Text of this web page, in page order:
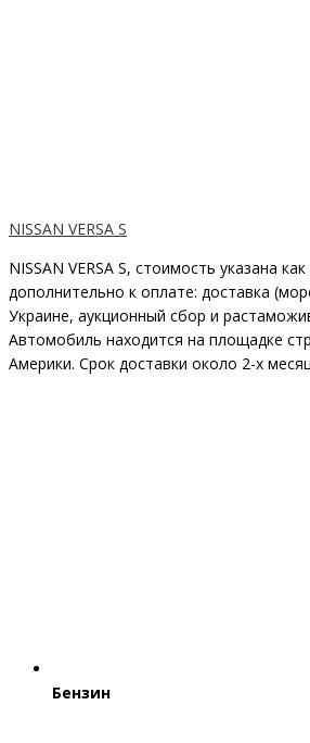
NISSAN VERSA S
NISSAN VERSA S, стоимость указана
дополнительно к оплате: доставка
Украине, аукционный сбор и
Автомобиль находится на площадке
Америки. Срок доставки около 2-x
Бензин